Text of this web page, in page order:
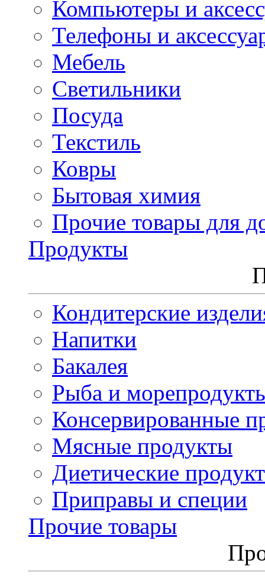
Компьютеры и
Телефоны и
Мебель
Светильники
Посуда
Текстиль
Ковры
Бытовая химия
Прочие товары для
Продукты
Кондитерские
Напитки
Бакалея
Рыба и
Консервированные
Мясные продукты
Диетические
Приправы и специи
Прочие товары